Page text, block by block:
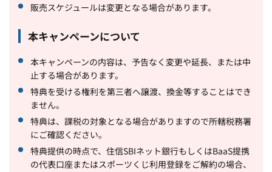
販売スケジュールは変更となる場合があります。
本キャンペーンについて
本キャンペーンの内容は、予告なく変更や延長、または中
止する場合があります。
特典を受ける権利を第三者へ譲渡、換金等することはでき
ません。
特典は、課税の対象となる場合がありますので所轄税務署
にご確認ください。
特典提供の時点で、住信SBIネット銀行もしくはBaaS提携
の代表口座またはスポーツくじ利用登録をご解約の場合、